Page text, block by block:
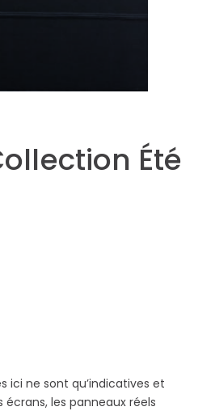
Été
ici ne sont qu’indicatives et
les panneaux réels